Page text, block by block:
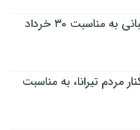
۳۰ خرداد
مردم تیرانا، به مناسبت